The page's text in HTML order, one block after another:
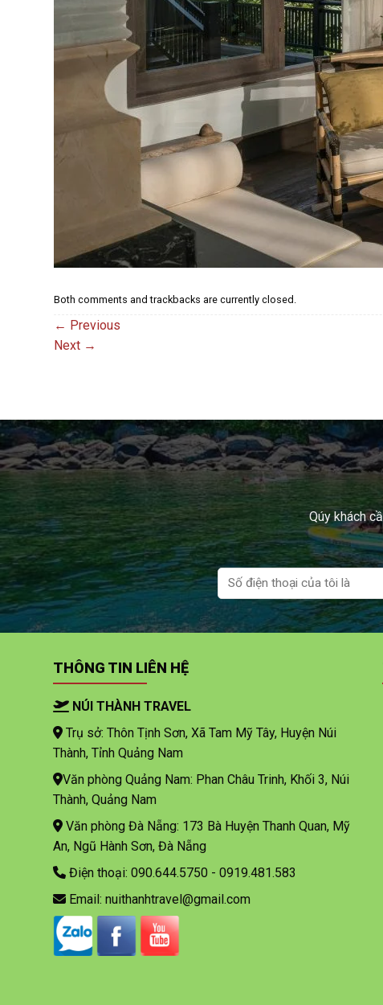
Both comments and trackbacks are currently closed.
← Previous
Next →
Qúy khách
THÔNG TIN LIÊN HỆ
NÚI THÀNH TRAVEL
Trụ sở: Thôn Tịnh Sơn, Xã Tam Mỹ Tây, Huyện Núi
Thành, Tỉnh Quảng Nam
Văn phòng Quảng Nam: Phan Châu Trinh, Khối 3, Núi
Thành, Quảng Nam
Văn phòng Đà Nẵng: 173 Bà Huyện Thanh Quan, Mỹ
An, Ngũ Hành Sơn, Đà Nẵng
Điện thoại: 090.644.5750 - 0919.481.583
Email: nuithanhtravel@gmail.com